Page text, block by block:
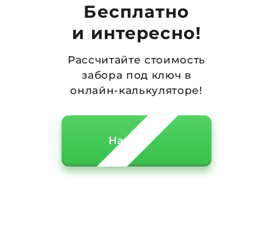
Бесплатно
и интересно!
Рассчитайте стоимость
забора под ключ в
онлайн-калькуляторе!
Начать